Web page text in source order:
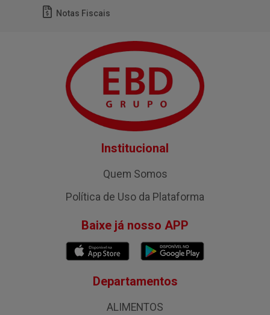
Notas Fiscais
Institucional
Quem Somos
Política de Uso da Plataforma
Baixe já nosso APP
Departamentos
ALIMENTOS